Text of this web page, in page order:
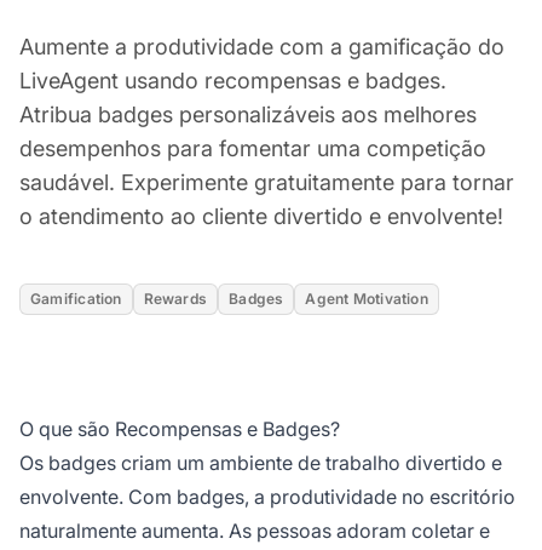
Aumente a produtividade com a gamificação do
LiveAgent usando recompensas e badges.
Atribua badges personalizáveis aos melhores
desempenhos para fomentar uma competição
saudável. Experimente gratuitamente para tornar
o atendimento ao cliente divertido e envolvente!
Gamification Rewards Badges Agent Motivation
O que são Recompensas e Badges?
Os badges criam um ambiente de trabalho divertido e
envolvente. Com badges, a produtividade no escritório
naturalmente aumenta. As pessoas adoram coletar e